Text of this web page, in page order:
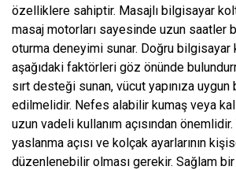
özelliklere sahiptir. Masajlı bilgisayar
masaj motorları sayesinde uzun saatler
oturma deneyimi sunar. Doğru
aşağıdaki faktörleri göz önünde
sırt desteği sunan, vücut yapınıza
edilmelidir. Nefes alabilir kumaş veya
uzun vadeli kullanım açısından
yaslanma açısı ve kolçak ayarlarının
düzenlenebilir olması gerekir. Sağlam